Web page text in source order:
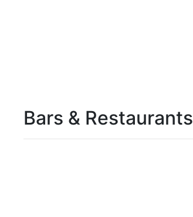
Bars & Restaurants